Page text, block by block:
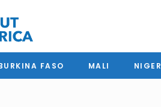
FASO MALI NIGER